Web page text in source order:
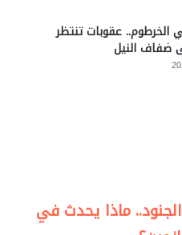
الخرطوم.. عقوبات تنتظر
ضفاف النيل